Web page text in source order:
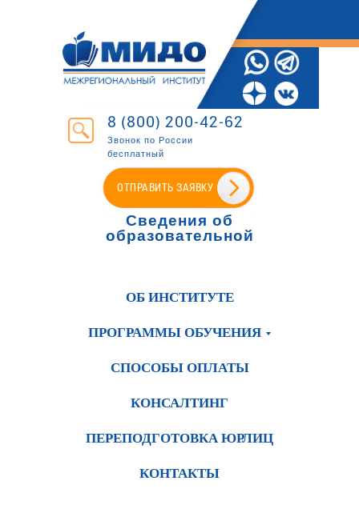
8 (800) 200-42-62
Звонок по России
бесплатный
ОТПРАВИТЬ ЗАЯВКУ
Сведения об
образовательной
ОБ ИНСТИТУТЕ
ПРОГРАММЫ ОБУЧЕНИЯ
СПОСОБЫ ОПЛАТЫ
КОНСАЛТИНГ
ПЕРЕПОДГОТОВКА ЮРЛИЦ
КОНТАКТЫ